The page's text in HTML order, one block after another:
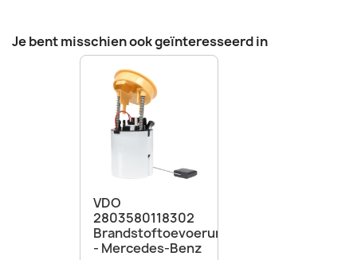
Je bent misschien ook geïnteresseerd in
VDO
2803580118302
Brandstoftoevoerunit
- Mercedes-Benz